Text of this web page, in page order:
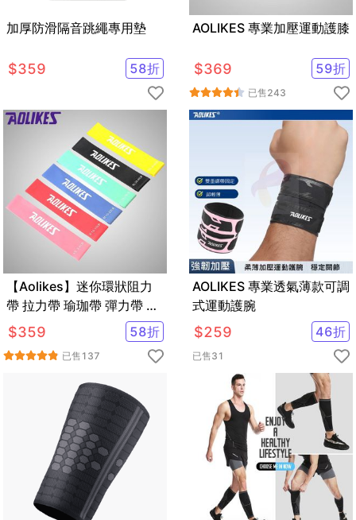
加厚防滑隔音跳繩專用墊
$359 58折
AOLIKES 專業加壓運動護膝
$369 59折
已售243
【Aolikes】迷你環狀阻力
帶 拉力帶 瑜珈帶 彈力帶 拉
力圈 彼拉提斯帶
$359 58折
已售 137
AOLIKES 專業透氣薄款可調
式運動護腕
$259 46折
已售31